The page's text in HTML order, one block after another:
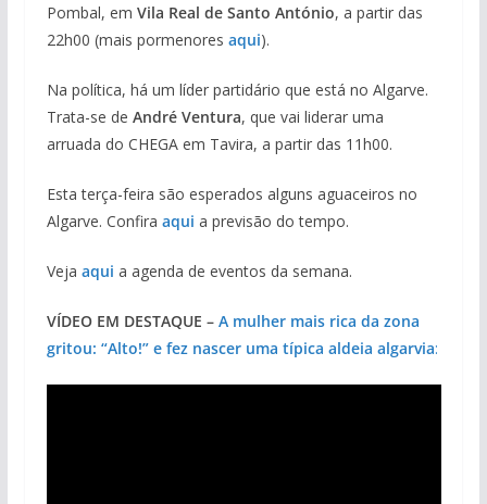
Pombal, em Vila Real de Santo António, a partir das
22h00 (mais pormenores aqui).
Na política, há um líder partidário que está no Algarve.
Trata-se de André Ventura, que vai liderar uma
arruada do CHEGA em Tavira, a partir das 11h00.
Esta terça-feira são esperados alguns aguaceiros no
Algarve. Confira aqui a previsão do tempo.
Veja aqui a agenda de eventos da semana.
VÍDEO EM DESTAQUE – A mulher mais rica da zona
gritou: “Alto!” e fez nascer uma típica aldeia algarvia: